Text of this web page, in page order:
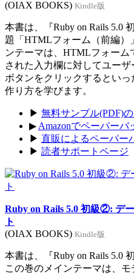
(OIAX BOOKS) Kindle版
本書は、『Ruby on Rails 5.0
題「HTMLフォーム（前編）
ンテーマは、HTMLフォーム
された入力欄に対してユーザ
ボタンをクリックするとい
作り方を学びます。
▶ 無料サンプル(PDF)
▶ Amazonでペーパーバ
▶ 直販によるペーパー
▶ 読者サポートページ
Ruby on Rails 5.0 初級②: デ
ト
(OIAX BOOKS) Kindle版
本書は、『Ruby on Rails 5.0
この巻のメインテーマは、